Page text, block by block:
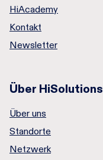
HiAcademy
Kontakt
Newsletter
Über HiSolutions
Über uns
Standorte
Netzwerk